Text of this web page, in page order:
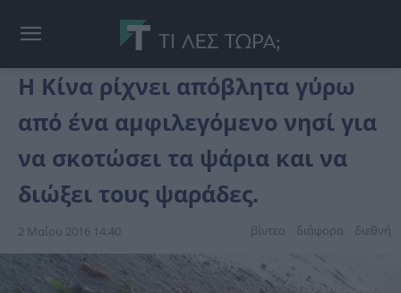
Η Κίνα ρίχνει απόβλητα γύρω
από ένα αμφιλεγόμενο νησί για
να σκοτώσει τα ψάρια και να
διώξει τους ψαράδες.
2 Μαΐου 2016 14:40 βίντεο διάφορα διεθνή